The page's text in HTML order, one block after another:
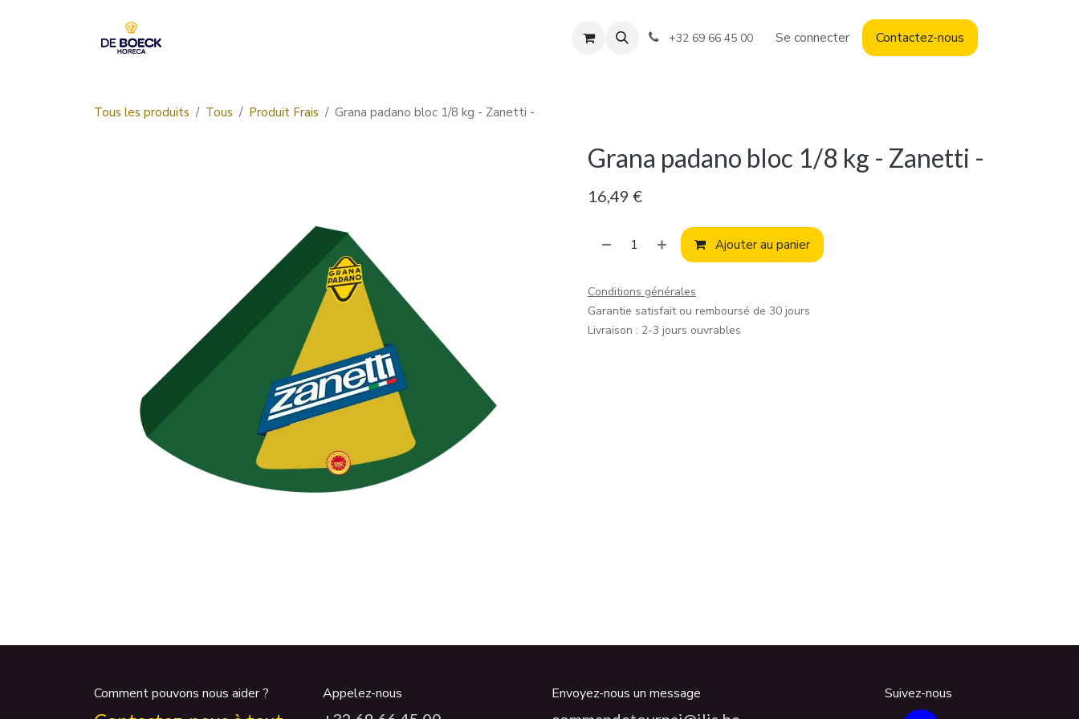
+32 69 66 45 00 Se connecter Contactez-nous
Tous les produits Tous Produit Frais Grana padano bloc 1/8 kg - Zanetti -
Grana padano bloc 1/8 kg - Zanetti -
16,49 €
Ajouter au panier
Conditions générales
Garantie satisfait ou remboursé de 30 jours
Livraison : 2-3 jours ouvrables
Comment pouvons nous aider ? Appelez-nous Envoyez-nous un message Suivez-nous